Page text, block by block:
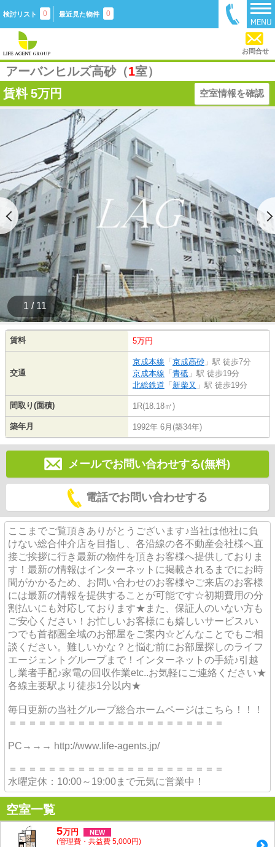
検討リスト 0 最近見た物件 0
お問合せ
アーバンヒルズ高砂（1室）
賃料 5万円 空室情報を確認
1 / 11
賃料 5万円
交通
京成本線 「 京成高砂 」駅 徒歩7分
京成本線 「 青砥 」駅 徒歩19分
北総鉄道 「 新柴又 」駅 徒歩19分
間取り(面積) 1R(18.18㎡)
築年月 1992年 6月(築34年)
メールでお問い合わせする(無料)
電話でお問い合わせする
ここまでご覧頂きありがとうございます♪当社は他社に負
けない総合仲介店を目指し、各沿線の各不動産会社様へ直
接ご挨拶に行き最新の物件を頂きお客様へ提供しておりま
す！最新の情報はインターネットに掲載されるまでにお時
間がかかるため、お問い合わせのお客様やご来店のお客様
には最新の情報を提供することが可能です☆初期費用の分
割払いにも対応しております★また、保証人のいない方も
ご安心ください！お忙しいお客様にも嬉しいサービス♪い
つでも首都圏全域のお部屋をご案内☆どんなことでもご相
談ください。難しいかな？と悩む前にお部屋探しのライフ
エージェントグループまで！インターネットの手続♪引越
し業者手配♪家電の回収作業etc..お気軽にご連絡ください★
各線主要駅より徒歩1分以内★
毎日更新の当社グループ総合ホームページはこちら！！！
＝＝＝＝＝＝＝＝＝＝＝＝＝＝＝＝＝＝＝＝＝＝
PC→→→ http://www.life-agents.jp/
＝＝＝＝＝＝＝＝＝＝＝＝＝＝＝＝＝＝＝＝＝＝
水曜定休：10:00～19:00まで元気に営業中！
空室一覧
5万円 NEW
(管理費・共益費 5,000円)